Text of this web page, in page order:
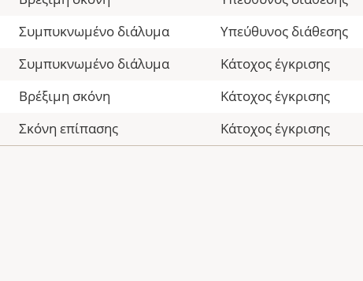
Συμπυκνωμένο διάλυμα Υπεύθυνος διάθεσης
Συμπυκνωμένο διάλυμα Κάτοχος έγκρισης
Βρέξιμη σκόνη Κάτοχος έγκρισης
Σκόνη επίπασης Κάτοχος έγκρισης